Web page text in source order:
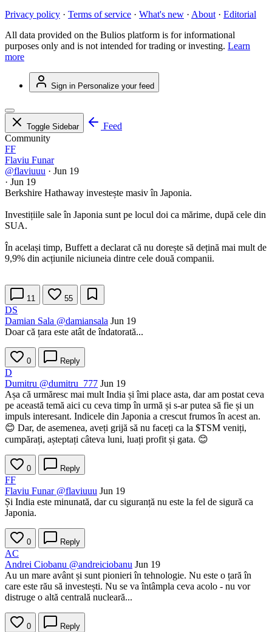
Privacy policy · Terms of service · What's new · About · Editorial
All data provided on the Bulios platform is for informational
purposes only and is not intended for trading or investing. Learn
more
Sign in Personalize your feed
Toggle Sidebar
Feed
Community
FF
Flaviu Funar
@flaviuuu · Jun 19
· Jun 19
Berkshire Hathaway investește masiv în Japonia.
Investițiile sale în Japonia sunt pe locul doi ca mărime, după cele din
SUA.
În același timp, Buffett a declarat că nu dorește să dețină mai mult de
9,9% din acțiunile niciuneia dintre cele două companii.
11 55
DS
Damian Sala @damiansala Jun 19
Doar că țara este atât de îndatorată...
0 Reply
D
Dumitru @dumitru_777 Jun 19
Așa că urmăresc mai mult India și îmi place asta, dar am postat ceva
pe această temă aici cu ceva timp în urmă și s-ar putea să fie și un
impuls interesant. Indicele din Japonia a crescut frumos în acest an.
😊 Dar, de asemenea, aveți grijă să nu faceți ca la $TSM veniți,
cumpărați, așteptați câteva luni, luați profit și gata. 😊
0 Reply
FF
Flaviu Funar @flaviuuu Jun 19
Și India este minunată, dar cu siguranță nu este la fel de sigură ca
Japonia.
0 Reply
AC
Andrei Ciobanu @andreiciobanu Jun 19
Au un mare avânt și sunt pionieri în tehnologie. Nu este o țară în
care este rău să investești. Nu se va întâmpla ceva acolo - nu vor
distruge o altă centrală nucleară...
0 Reply